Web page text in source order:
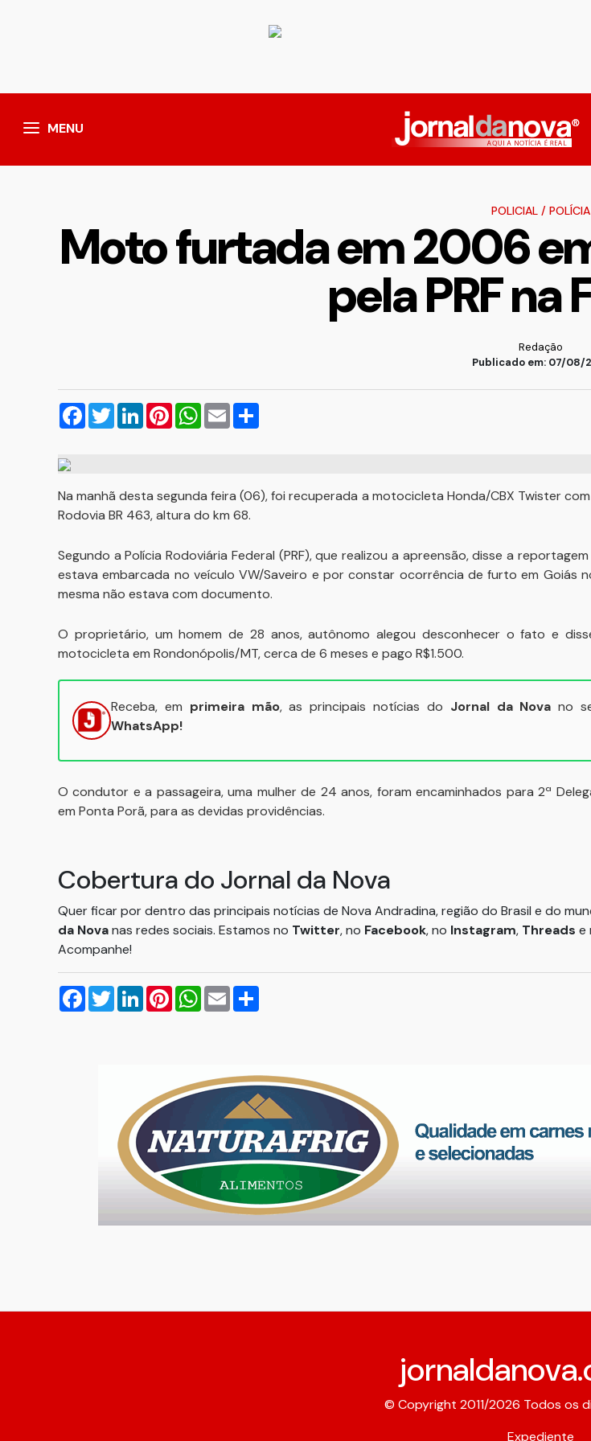
MENU
POLICIAL/ POLÍCIA
Moto furtada em 2006
pela PRF na
Redação
Publicado em: 07/08/
Facebook
TwitterLinkedInPinterestWhatsApp
Email
Na manhã desta segunda feira (06), foi recuperada a motocicleta Honda/CBX Twister
Rodovia BR 463, altura do km 68.
Segundo a Polícia Rodoviária Federal (PRF), que realizou a apreensão, disse a
estava embarcada no veículo VW/Saveiro e por constar ocorrência de furto em Goiás
mesma não estava com documento.
O proprietário, um homem de 28 anos, autônomo alegou desconhecer o fato e
motocicleta em Rondonópolis/MT, cerca de 6 meses e pago R$1.500.
Receba, em primeira mão, as principais notícias do Jornal da Nova no
WhatsApp!
O condutor e a passageira, uma mulher de 24 anos, foram encaminhados para 2ª
em Ponta Porã, para as devidas providências.
Cobertura do Jornal da Nova
Quer ficar por dentro das principais notícias de Nova Andradina, região do Brasil e do
da Novanas redes sociais. Estamos no Twitter, no Facebook, no Instagram, Threads e
Acompanhe!
Facebook
TwitterLinkedInPinterestWhatsApp
Email
© Copyright 2011/2026 Todos os
Expediente